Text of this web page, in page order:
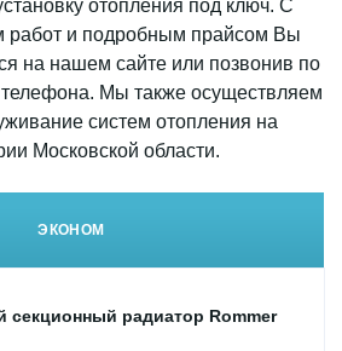
отопления под ключ. С
работ и подробным прайсом Вы
на нашем сайте или позвонив по
Мы также осуществляем
систем отопления на
Московской области.
ЭКОНОМ
радиатор Rommer